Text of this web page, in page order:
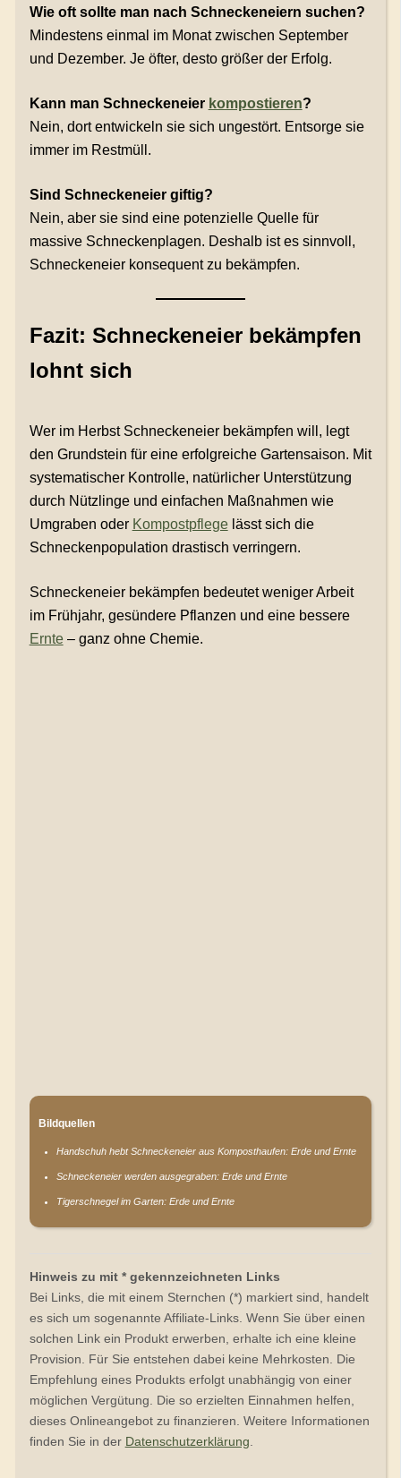
Wie oft sollte man nach Schneckeneiern suchen?
Mindestens einmal im Monat zwischen September
und Dezember. Je öfter, desto größer der Erfolg.
Kann man Schneckeneier kompostieren?
Nein, dort entwickeln sie sich ungestört. Entsorge sie
immer im Restmüll.
Sind Schneckeneier giftig?
Nein, aber sie sind eine potenzielle Quelle für
massive Schneckenplagen. Deshalb ist es sinnvoll,
Schneckeneier konsequent zu bekämpfen.
Fazit: Schneckeneier bekämpfen
lohnt sich
Wer im Herbst Schneckeneier bekämpfen will, legt
den Grundstein für eine erfolgreiche Gartensaison. Mit
systematischer Kontrolle, natürlicher Unterstützung
durch Nützlinge und einfachen Maßnahmen wie
Umgraben oder Kompostpflegelässt sich die
Schneckenpopulation drastisch verringern.
Schneckeneier bekämpfen bedeutet weniger Arbeit
im Frühjahr, gesündere Pflanzen und eine bessere
Ernte– ganz ohne Chemie.
Bildquellen
Handschuh hebt Schneckeneier aus Komposthaufen: Erde und Ernte
Schneckeneier werden ausgegraben: Erde und Ernte
Tigerschnegel im Garten: Erde und Ernte
Hinweis zu mit * gekennzeichneten Links
Bei Links, die mit einem Sternchen (*) markiert sind, handelt
es sich um sogenannte Affiliate-Links. Wenn Sie über einen
solchen Link ein Produkt erwerben, erhalte ich eine kleine
Provision. Für Sie entstehen dabei keine Mehrkosten. Die
Empfehlung eines Produkts erfolgt unabhängig von einer
möglichen Vergütung. Die so erzielten Einnahmen helfen,
dieses Onlineangebot zu finanzieren. Weitere Informationen
finden Sie in der Datenschutzerklärung